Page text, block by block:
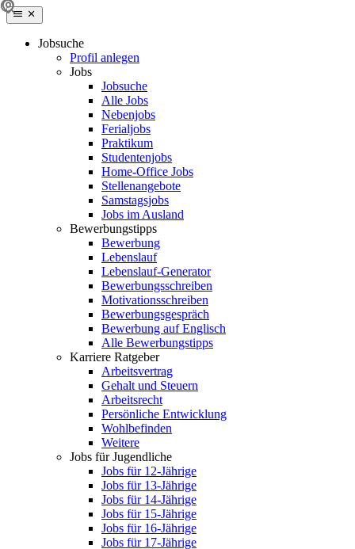
Jobsuche
Profil anlegen
Jobs
Jobsuche
Alle Jobs
Nebenjobs
Ferialjobs
Praktikum
Studentenjobs
Home-Office Jobs
Stellenangebote
Samstagsjobs
Jobs im Ausland
Bewerbungstipps
Bewerbung
Lebenslauf
Lebenslauf-Generator
Bewerbungsschreiben
Motivationsschreiben
Bewerbungsgespräch
Bewerbung auf Englisch
Alle Bewerbungstipps
Karriere Ratgeber
Arbeitsvertrag
Gehalt und Steuern
Arbeitsrecht
Persönliche Entwicklung
Wohlbefinden
Weitere
Jobs für Jugendliche
Jobs für 12-Jährige
Jobs für 13-Jährige
Jobs für 14-Jährige
Jobs für 15-Jährige
Jobs für 16-Jährige
Jobs für 17-Jährige